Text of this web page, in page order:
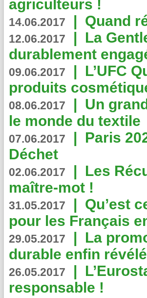
agriculteurs !
14.06.2017 | Quand
12.06.2017 | La
durablement
09.06.2017 | L’UFC
produits
08.06.2017 | Un
le monde du textile
07.06.2017 | Paris
Déchet
02.06.2017 | Les
maître-mot !
31.05.2017 | Qu’est
pour les Français
29.05.2017 | La
durable enfin
26.05.2017 |
responsable !